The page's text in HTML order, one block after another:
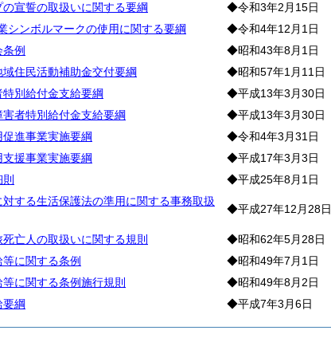
宣誓の取扱いに関する要綱
◆令和3年2月15日
シンボルマークの使用に関する要綱
◆令和4年12月1日
例
◆昭和43年8月1日
住民活動補助金交付要綱
◆昭和57年1月11日
別給付金支給要綱
◆平成13年3月30日
者特別給付金支給要綱
◆平成13年3月30日
進事業実施要綱
◆令和4年3月31日
援事業実施要綱
◆平成17年3月3日
◆平成25年8月1日
する生活保護法の準用に関する事務取扱
◆平成27年12月28日
亡人の取扱いに関する規則 ◆昭和62年5月28日
に関する条例
◆昭和49年7月1日
に関する条例施行規則
◆昭和49年8月2日
綱
◆平成7年3月6日